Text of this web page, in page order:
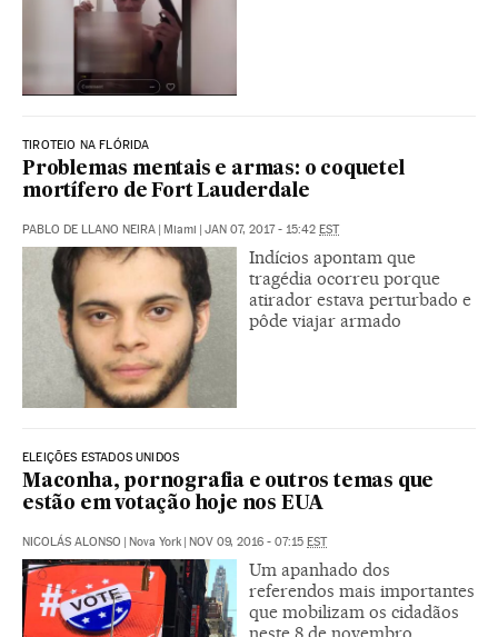
TIROTEIO NA FLÓRIDA
Problemas mentais e armas: o coquetel
mortífero de Fort Lauderdale
PABLO DE LLANO NEIRA Miami JAN 07, 2017 - 15:42 EST
Indícios apontam que
tragédia ocorreu porque
atirador estava perturbado e
pôde viajar armado
ELEIÇÕES ESTADOS UNIDOS
Maconha, pornografia e outros temas que
estão em votação hoje nos EUA
NICOLÁS ALONSO Nova York NOV 09, 2016 - 07:15 EST
Um apanhado dos
referendos mais importantes
que mobilizam os cidadãos